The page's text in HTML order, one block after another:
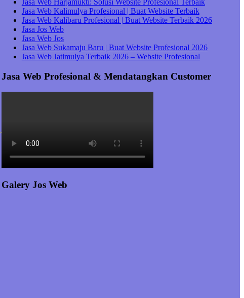
Jasa Web Harjamukti: Solusi Website Profesional Terbaik
Jasa Web Kalimulya Profesional | Buat Website Terbaik
Jasa Web Kalibaru Profesional | Buat Website Terbaik 2026
Jasa Jos Web
Jasa Web Jos
Jasa Web Sukamaju Baru | Buat Website Profesional 2026
Jasa Web Jatimulya Terbaik 2026 – Website Profesional
Jasa Web Profesional & Mendatangkan Customer
Galery Jos Web